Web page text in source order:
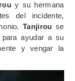
y su hermana
del incidente,
Tanjirou se
ayudar a su
y vengar la